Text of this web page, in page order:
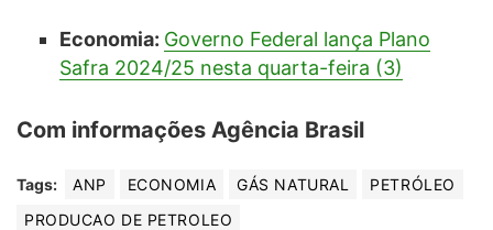
Economia: Governo Federal lança Plano
Safra 2024/25 nesta quarta-feira (3)
Com informações Agência Brasil
Tags: ANP ECONOMIA GÁS NATURAL
PETRÓLEO
PRODUCAO DE PETROLEO